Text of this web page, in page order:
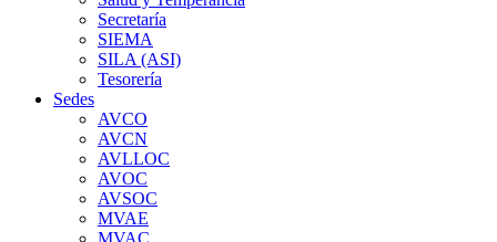
Secretaría
SIEMA
SILA (ASI)
Tesorería
Sedes
AVCO
AVCN
AVLLOC
AVOC
AVSOC
MVAE
MVAC